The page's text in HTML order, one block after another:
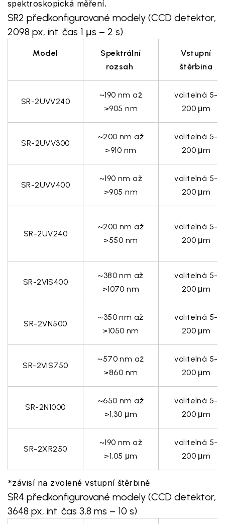
spektroskopická měření.
SR2 předkonfigurované modely (CCD detektor,
2098 px, int. čas 1 μs – 2 s)
Model
Spektrální
rozsah
Vstupní
štěrbina
SR-2UVV240
~190 nm až
>905 nm
volitelná 5-
200 μm
SR-2UVV300
~200 nm až
>910 nm
volitelná 5-
200 μm
SR-2UVV400
~190 nm až
>905 nm
volitelná 5-
200 μm
SR-2UV240
~200 nm až
>550 nm
volitelná 5-
200 μm
SR-2VIS400
~380 nm až
>1070 nm
volitelná 5-
200 μm
SR-2VN500
~350 nm až
>1050 nm
volitelná 5-
200 μm
SR-2VIS750
~570 nm až
>860 nm
volitelná 5-
200 μm
SR-2N1000
~650 nm až
>1,30 μm
volitelná 5-
200 μm
SR-2XR250
~190 nm až
>1,05 μm
volitelná 5-
200 μm
*závisí na zvolené vstupní štěrbině
SR4 předkonfigurované modely (CCD detektor,
3648 px, int. čas 3,8 ms – 10 s)